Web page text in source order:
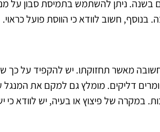
בשנה. ניתן להשתמש בתמיסת סבון על
חשוב לוודא כי הווסת פועל כראוי.
מאשר תחזוקתו. יש להקפיד על כך
דליקים. מומלץ גם למקם את
במקרה של פיצוץ או בעיה, יש לוודא כי